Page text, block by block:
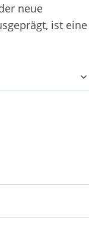
neue
ist eine